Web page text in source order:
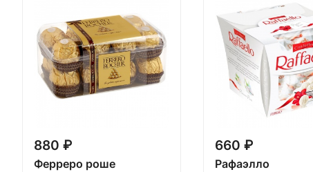
880 ₽
Ферреро роше
660 ₽
Рафаэлло